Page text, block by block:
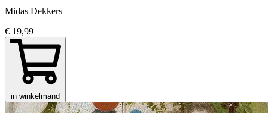
Midas Dekkers
€ 19,99
in winkelmand